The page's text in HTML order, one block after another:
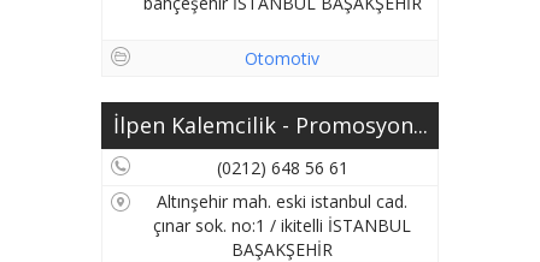
Otomotiv
İlpen Kalemcilik - Promosyon...
(0212) 648 56 61
Altınşehir mah. eski istanbul cad.
çınar sok. no:1 / ikitelli İSTANBUL
BAŞAKŞEHİR